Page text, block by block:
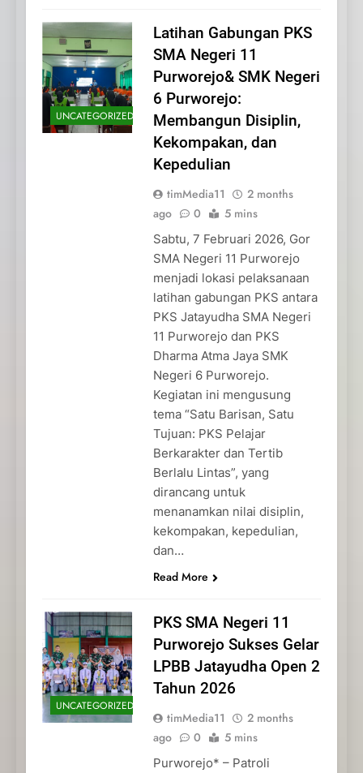
UNCATEGORIZED
Latihan Gabungan PKS
SMA Negeri 11
Purworejo& SMK Negeri
6 Purworejo:
Membangun Disiplin,
Kekompakan, dan
Kepedulian
timMedia11
2 months
ago
0 5 mins
Sabtu, 7 Februari 2026, Gor
SMA Negeri 11 Purworejo
menjadi lokasi pelaksanaan
latihan gabungan PKS antara
PKS Jatayudha SMA Negeri
11 Purworejo dan PKS
Dharma Atma Jaya SMK
Negeri 6 Purworejo.
Kegiatan ini mengusung
tema “Satu Barisan, Satu
Tujuan: PKS Pelajar
Berkarakter dan Tertib
Berlalu Lintas”, yang
dirancang untuk
menanamkan nilai disiplin,
kekompakan, kepedulian,
dan…
Read More
UNCATEGORIZED
PKS SMA Negeri 11
Purworejo Sukses Gelar
LPBB Jatayudha Open 2
Tahun 2026
timMedia11
2 months
ago
0 5 mins
Purworejo* – Patroli